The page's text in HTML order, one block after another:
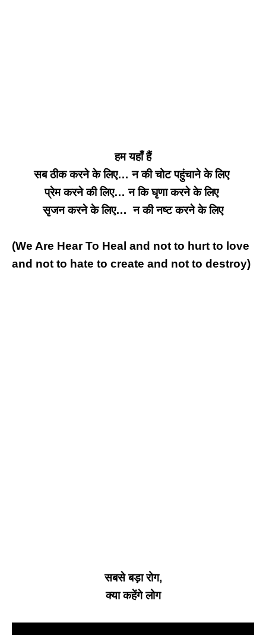
हम यहाँ हैं
सब ठीक करने के लिए… न की चोट पहुंचाने के लिए
प्रेम करने की लिए… न कि घृणा करने के लिए
सृजन करने के लिए… न की नष्ट करने के लिए
(We Are HearTo Heal and not to hurt to love
and not to hate to create and not to destroy)
सबसे बड़ा रोग,
क्या कहेंगे लोग